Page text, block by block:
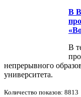
В
В
непрерывного
университета.
Количество показов: 8813